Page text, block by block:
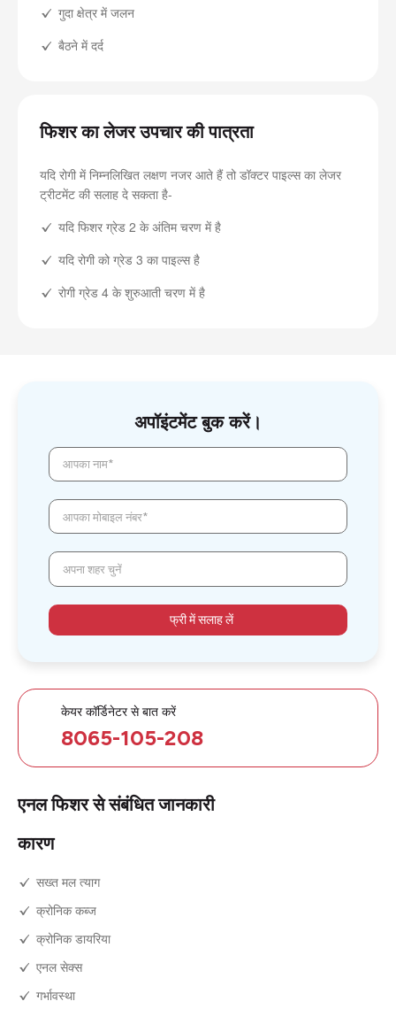
गुदा क्षेत्र में जलन
बैठने में दर्द
फिशर का लेजर उपचार की पात्रता
यदि रोगी में निम्नलिखित लक्षण नजर आते हैं तो डॉक्टर पाइल्स का लेजर
ट्रीटमेंट की सलाह दे सकता है-
यदि फिशर ग्रेड 2 के अंतिम चरण में है
यदि रोगी को ग्रेड 3 का पाइल्स है
रोगी ग्रेड 4 के शुरुआती चरण में है
एनल फिशर से संबंधित जानकारी
कारण
सख्त मल त्याग
क्रोनिक कब्ज
क्रोनिक डायरिया
एनल सेक्स
गर्भावस्था
अपॉइंटमेंट बुक करें।
आपका नाम*
आपका मोबाइल नंबर*
अपना शहर चुनें
फ्री में सलाह लें
केयर कॉर्डिनेटर से बात करें
8065-105-208